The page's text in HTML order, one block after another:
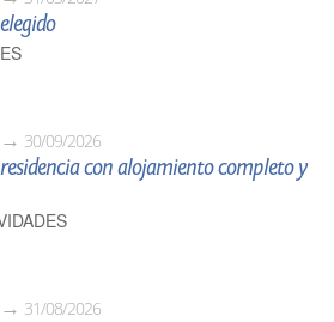
30/09/2026
residencia con alojamiento completo y
31/08/2026